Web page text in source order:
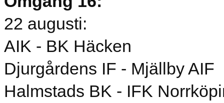
22 augusti:
AIK - BK Häcken
Djurgårdens IF - Mjällby AIF
Halmstads BK - IFK